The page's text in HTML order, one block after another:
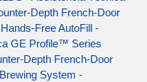
Depth French-Door
Free AutoFill -
GE Profile™ Series
Depth French-Door
System -